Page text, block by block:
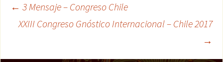
Navegación
← 3 Mensaje – Congreso Chile
XXIII Congreso Gnóstico Internacional – Chile 2017
→